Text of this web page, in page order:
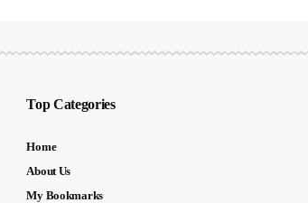
Top Categories
Home
About Us
My Bookmarks